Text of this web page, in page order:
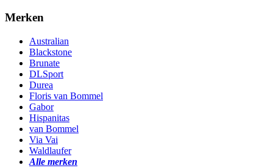
Merken
Australian
Blackstone
Brunate
DLSport
Durea
Floris van Bommel
Gabor
Hispanitas
van Bommel
Via Vai
Waldlaufer
Alle merken